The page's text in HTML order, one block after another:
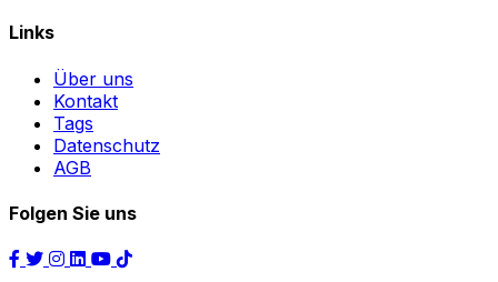
Links
Über uns
Kontakt
Tags
Datenschutz
AGB
Folgen Sie uns